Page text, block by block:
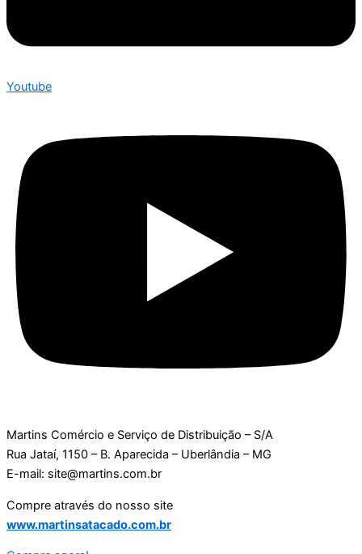
Youtube
Martins Comércio e Serviço de Distribuição – S/A
Rua Jataí, 1150 – B. Aparecida – Uberlândia – MG
E-mail: site@martins.com.br
Compre através do nosso site
www.martinsatacado.com.br